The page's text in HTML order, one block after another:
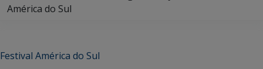
América do Sul
Festival América do Sul